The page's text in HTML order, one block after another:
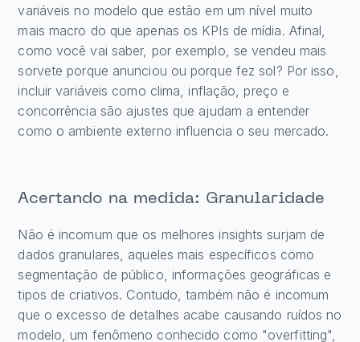
variáveis no modelo que estão em um nível muito
mais macro do que apenas os KPIs de mídia. Afinal,
como você vai saber, por exemplo, se vendeu mais
sorvete porque anunciou ou porque fez sol? Por isso,
incluir variáveis como clima, inflação, preço e
concorrência são ajustes que ajudam a entender
como o ambiente externo influencia o seu mercado.
Acertando na medida: Granularidade
Não é incomum que os melhores insights surjam de
dados granulares, aqueles mais específicos como
segmentação de público, informações geográficas e
tipos de criativos. Contudo, também não é incomum
que o excesso de detalhes acabe causando ruídos no
modelo, um fenômeno conhecido como "overfitting",